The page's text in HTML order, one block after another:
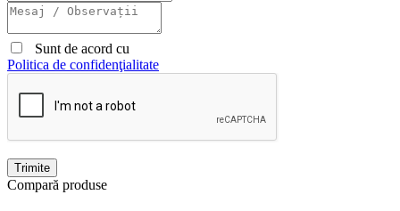
Sunt de acord cu
Politica de confidenţialitate
Trimite
Compară produse